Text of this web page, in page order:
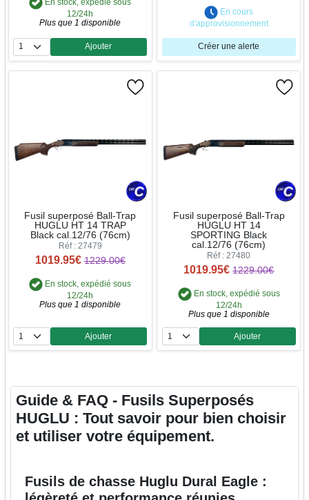
En stock, expédié sous
12/24h
Plus que 1 disponible
Quantité
Ajouter
En cours
d'approvisionnement
Créer une alerte
Fusil superposé Ball-Trap
HUGLU HT 14 TRAP
Black cal.12/76 (76cm)
Réf : 27479
1019.95€ 1229.00€
En stock, expédié sous
12/24h
Plus que 1 disponible
Quantité
Ajouter
Fusil superposé Ball-Trap
HUGLU HT 14
SPORTING Black
cal.12/76 (76cm)
Réf : 27480
1019.95€ 1229.00€
En stock, expédié sous
12/24h
Plus que 1 disponible
Quantité
Ajouter
Guide & FAQ - Fusils Superposés
HUGLU : Tout savoir pour bien choisir
et utiliser votre équipement.
Fusils de chasse Huglu Dural Eagle :